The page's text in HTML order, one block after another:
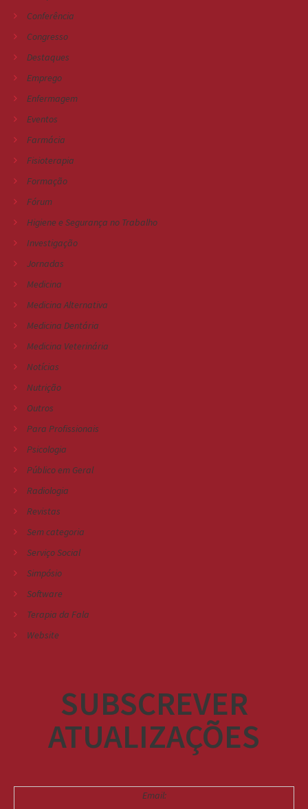
Conferência
Congresso
Destaques
Emprego
Enfermagem
Eventos
Farmácia
Fisioterapia
Formação
Fórum
Higiene e Segurança no Trabalho
Investigação
Jornadas
Medicina
Medicina Alternativa
Medicina Dentária
Medicina Veterinária
Notícias
Nutrição
Outros
Para Profissionais
Psicologia
Público em Geral
Radiologia
Revistas
Sem categoria
Serviço Social
Simpósio
Software
Terapia da Fala
Website
SUBSCREVER
ATUALIZAÇÕES
Email: